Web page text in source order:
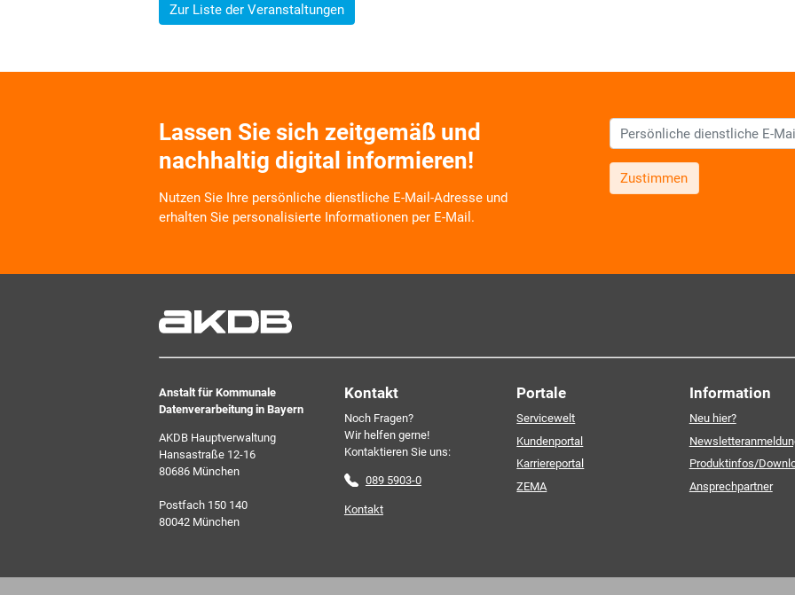
Zur Liste der Veranstaltungen
Lassen Sie sich zeitgemäß und
nachhaltig digital informieren!
Nutzen Sie Ihre persönliche dienstliche E-Mail-Adresse und
erhalten Sie personalisierte Informationen per E-Mail.
Zustimmen
Arbeitskreise und Umfragen in allen Produktbereichen des AKDB
kostenlos. Aber auch schnell und ressourcenschonend, eben ganz
zeitgemäß digital. Dafür benötigen wir Ihre Einwilligung, die Sie
jederzeit widerrufen können.
Ich erkläre mich mit den
einverstanden.
Anstalt für Kommunale
Datenverarbeitung in Bayern
AKDB Hauptverwaltung
Hansastraße 12-16
80686 München
Postfach 150 140
80042 München
Kontakt
Noch Fragen?
Wir helfen gerne!
Kontaktieren Sie uns:
089 5903-0
Kontakt
Portale
Servicewelt
Kundenportal
Karriereportal
ZEMA
Information
Neu hier?
Produktinfos/
Ansprechpartner